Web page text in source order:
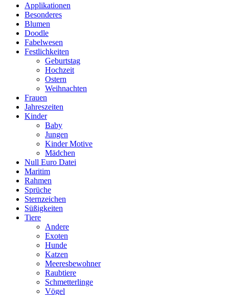
Applikationen
Besonderes
Blumen
Doodle
Fabelwesen
Festlichkeiten
Geburtstag
Hochzeit
Ostern
Weihnachten
Frauen
Jahreszeiten
Kinder
Baby
Jungen
Kinder Motive
Mädchen
Null Euro Datei
Maritim
Rahmen
Sprüche
Sternzeichen
Süßigkeiten
Tiere
Andere
Exoten
Hunde
Katzen
Meeresbewohner
Raubtiere
Schmetterlinge
Vögel